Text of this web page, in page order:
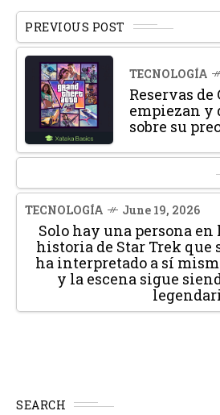
PREVIOUS POST
TECNOLOGÍA
Reservas de
empiezan y
sobre su
TECNOLOGÍA June 19, 2026
Solo hay una persona en
historia de Star Trek que
ha interpretado a sí
y la escena sigue
SEARCH